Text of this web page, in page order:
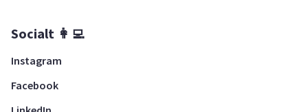
Socialt 👩‍💻
Instagram
Facebook